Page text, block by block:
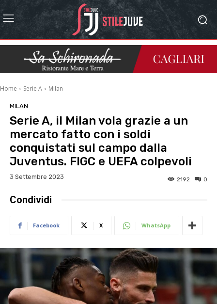
Home Serie A Milan
MILAN
Serie A, il Milan vola grazie a un
mercato fatto con i soldi
conquistati sul campo dalla
Juventus. FIGC e UEFA colpevoli
3 Settembre 2023 0
2192
Condividi
Facebook X WhatsApp